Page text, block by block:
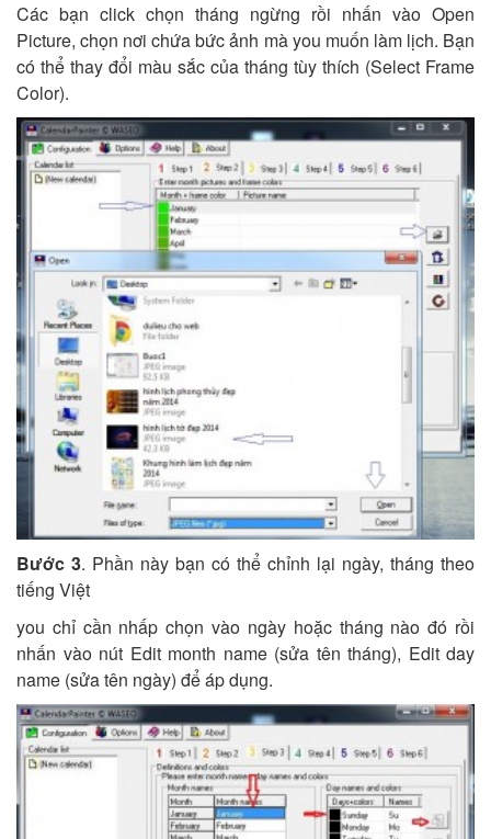
Các bạn click chọn tháng ngừng rồi nhấn vào Open
Picture, chọn nơi chứa bức ảnh mà you muốn làm lịch. Bạn
có thể thay đổi màu sắc của tháng tùy thích (Select Frame
Color).
Bước 3. Phần này bạn có thể chỉnh lại ngày, tháng theo
tiếng Việt
you chỉ cần nhấp chọn vào ngày hoặc tháng nào đó rồi
nhấn vào nút Edit month name (sửa tên tháng), Edit day
name (sửa tên ngày) để áp dụng.